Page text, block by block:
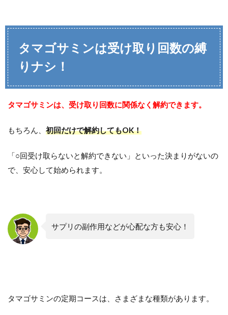
タマゴサミンは受け取り回数の縛
りナシ！
タマゴサミンは、受け取り回数に関係なく解約できます。
もちろん、 初回だけで解約してもOK！
「○回受け取らないと解約できない」といった決まりがないの
で、安心して始められます。
サプリの副作用などが心配な方も安心！
タマゴサミンの定期コースは、さまざまな種類があります。